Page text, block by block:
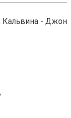
Кальвина - Джон